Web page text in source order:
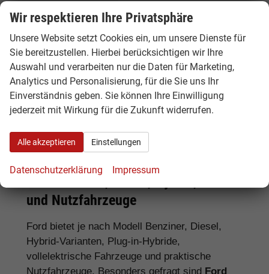
Tipp:Vergleichen Sie bei Ford EU-
Neuwagen nicht nur den Kaufpreis,
sondern auch Ausstattung, Lieferzeit,
Garantieumfang und mögliche
Zusatzkosten. So erkennen Sie den
und Nutzfahrzeuge
Ford bietet je nach Modell Benziner, Diesel,
Hybrid-Varianten, Plug-in-Hybride,
vollelektrische Fahrzeuge und praktische
Nutzfahrzeuge. Besonders gefragt sind Ford
Wir respektieren Ihre Privatsphäre
Unsere Website setzt Cookies ein, um unsere Dienste für
Sie bereitzustellen. Hierbei berücksichtigen wir Ihre
Auswahl und verarbeiten nur die Daten für Marketing,
Analytics und Personalisierung, für die Sie uns Ihr
Einverständnis geben. Sie können Ihre Einwilligung
jederzeit mit Wirkung für die Zukunft widerrufen.
Alle akzeptieren Einstellungen
Datenschutzerklärung Impressum